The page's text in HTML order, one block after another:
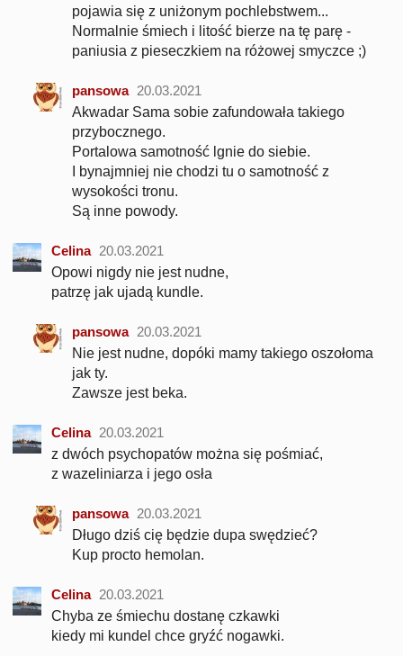
pojawia się z uniżonym pochlebstwem...
Normalnie śmiech i litość bierze na tę parę -
paniusia z pieseczkiem na różowej smyczce ;)
pansowa 20.03.2021
Akwadar Sama sobie zafundowała takiego
przybocznego.
Portalowa samotność lgnie do siebie.
I bynajmniej nie chodzi tu o samotność z
wysokości tronu.
Są inne powody.
Celina 20.03.2021
Opowi nigdy nie jest nudne,
patrzę jak ujadą kundle.
pansowa 20.03.2021
Nie jest nudne, dopóki mamy takiego oszołoma
jak ty.
Zawsze jest beka.
Celina 20.03.2021
z dwóch psychopatów można się pośmiać,
z wazeliniarza i jego osła
pansowa 20.03.2021
Długo dziś cię będzie dupa swędzieć?
Kup procto hemolan.
Celina 20.03.2021
Chyba ze śmiechu dostanę czkawki
kiedy mi kundel chce gryźć nogawki.